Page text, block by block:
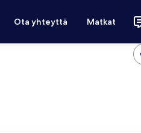
Ota yhteyttä Matkat